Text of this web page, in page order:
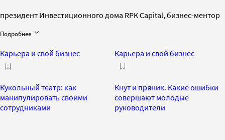
президент Инвестиционного дома RPK Capital, бизнес-ментор
Подробнее
Карьера и свой бизнес
Кукольный театр: как
манипулировать своими
сотрудниками
Карьера и свой бизнес
Кнут и пряник. Какие ошибки
совершают молодые
руководители